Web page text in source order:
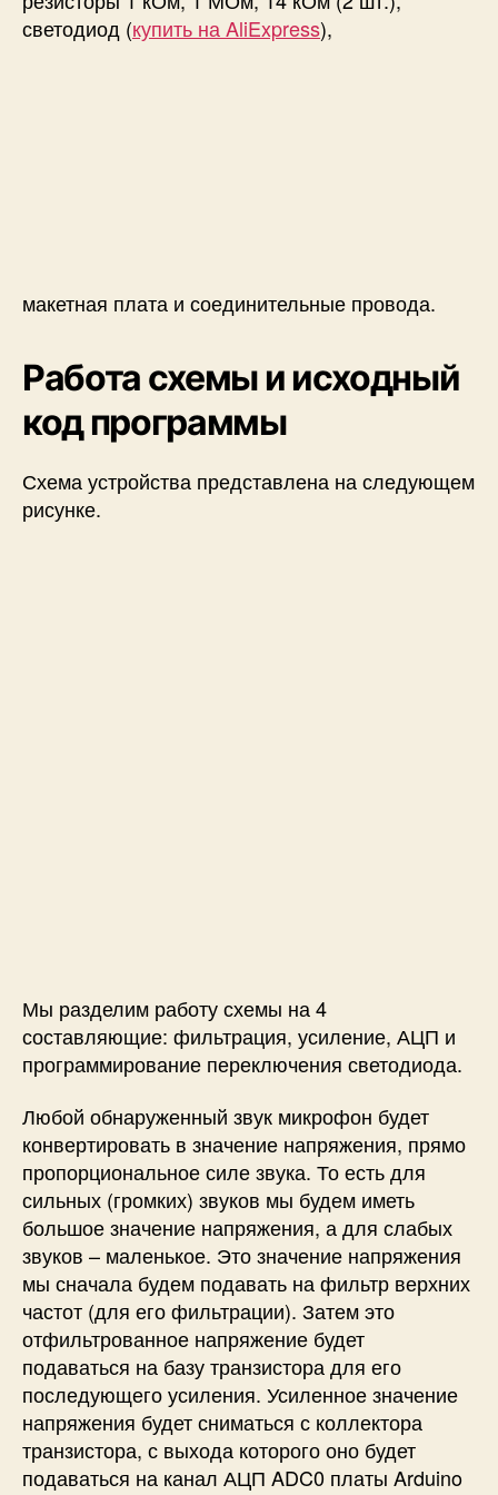
светодиод (купить на AliExpress),
макетная плата и соединительные провода.
Работа схемы и исходный
код программы
Схема устройства представлена на следующем
рисунке.
Мы разделим работу схемы на 4
составляющие: фильтрация, усиление, АЦП и
программирование переключения светодиода.
Любой обнаруженный звук микрофон будет
конвертировать в значение напряжения, прямо
пропорциональное силе звука. То есть для
сильных (громких) звуков мы будем иметь
большое значение напряжения, а для слабых
звуков – маленькое. Это значение напряжения
мы сначала будем подавать на фильтр верхних
частот (для его фильтрации). Затем это
отфильтрованное напряжение будет
подаваться на базу транзистора для его
последующего усиления. Усиленное значение
напряжения будет сниматься с коллектора
транзистора, с выхода которого оно будет
подаваться на канал АЦП ADC0 платы Arduino